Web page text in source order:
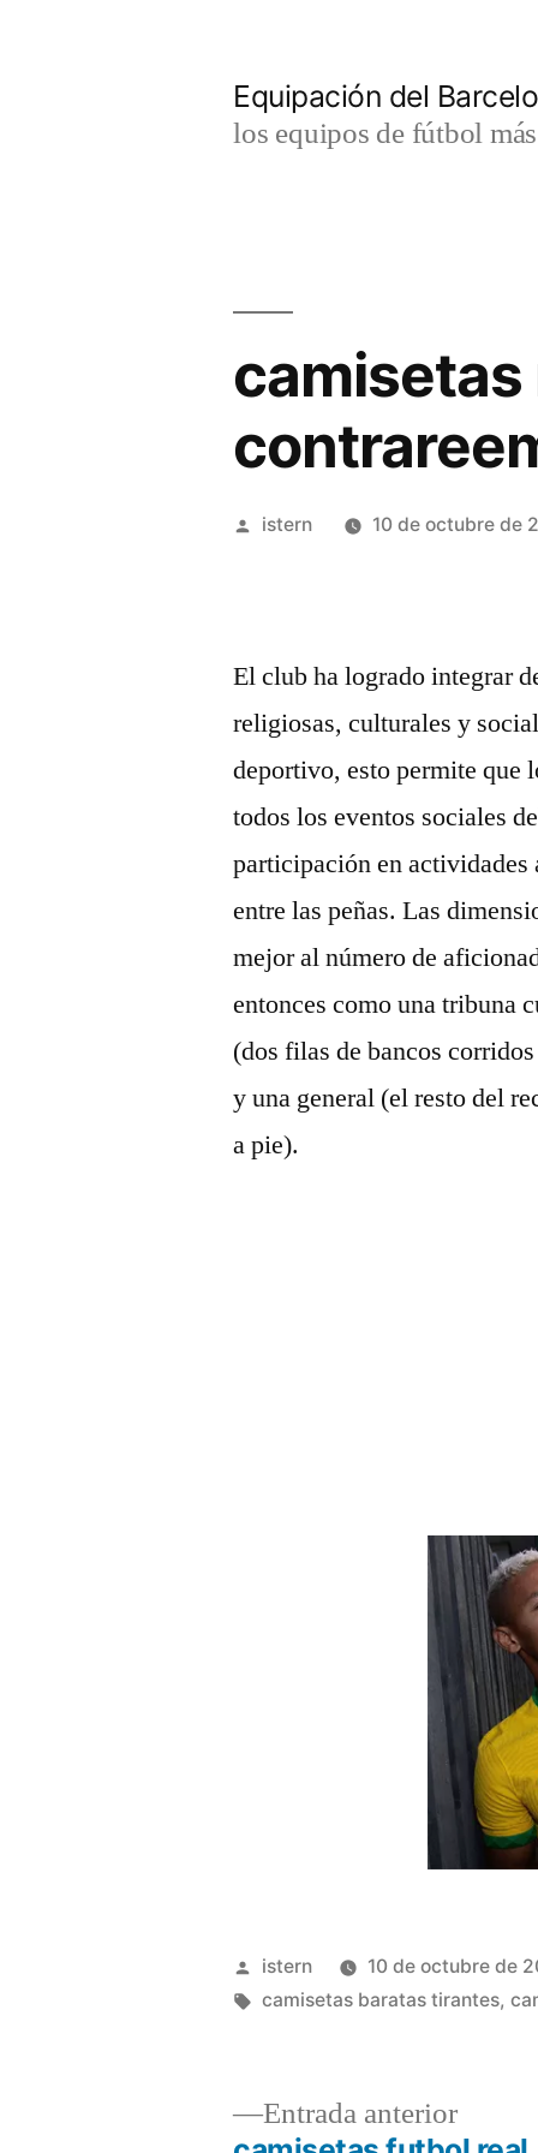
Equipación del
los equipos de fútbol
camisetas
Publicado
istern 10 de octubre de
El club ha logrado integrar
religiosas, culturales y
deportivo, esto permite que
todos los eventos sociales
participación en
entre las peñas. Las
mejor al número de
entonces como una tribuna
(dos filas de bancos
y una general (el resto del
a pie).
Publicado
por
istern 10 de octubre de
Etiquetas:
camisetas baratas tirantes,
Entrada anteriorEntrada